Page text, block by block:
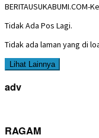
Tidak Ada Pos Lagi.
Tidak ada laman yang di
Lihat Lainnya
adv
RAGAM